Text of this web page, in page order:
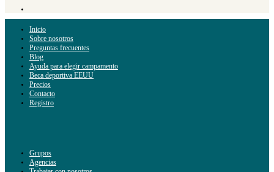
Inicio
Sobre nosotros
Preguntas frecuentes
Blog
Ayuda para elegir campamento
Beca deportiva EEUU
Precios
Contacto
Registro
Grupos
Agencias